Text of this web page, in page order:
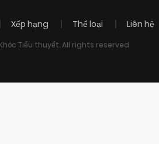
Xếp hạng Thể loại Liên hệ
Tiểu thuyết. All rights reserved